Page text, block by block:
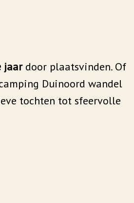
jaardoor plaatsvinden. Of
Duinoord wandel
tochten tot sfeervolle